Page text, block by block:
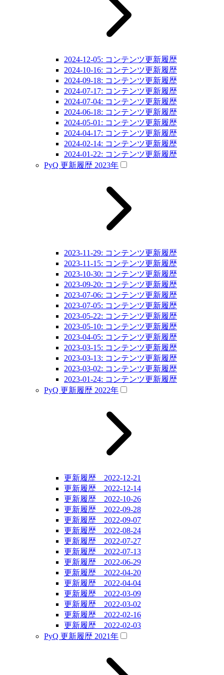
2024-12-05: コンテンツ更新履歴
2024-10-16: コンテンツ更新履歴
2024-09-18: コンテンツ更新履歴
2024-07-17: コンテンツ更新履歴
2024-07-04: コンテンツ更新履歴
2024-06-18: コンテンツ更新履歴
2024-05-01: コンテンツ更新履歴
2024-04-17: コンテンツ更新履歴
2024-02-14: コンテンツ更新履歴
2024-01-22: コンテンツ更新履歴
PyQ 更新履歴 2023年
2023-11-29: コンテンツ更新履歴
2023-11-15: コンテンツ更新履歴
2023-10-30: コンテンツ更新履歴
2023-09-20: コンテンツ更新履歴
2023-07-06: コンテンツ更新履歴
2023-07-05: コンテンツ更新履歴
2023-05-22: コンテンツ更新履歴
2023-05-10: コンテンツ更新履歴
2023-04-05: コンテンツ更新履歴
2023-03-15: コンテンツ更新履歴
2023-03-13: コンテンツ更新履歴
2023-03-02: コンテンツ更新履歴
2023-01-24: コンテンツ更新履歴
PyQ 更新履歴 2022年
更新履歴 2022-12-21
更新履歴 2022-12-14
更新履歴 2022-10-26
更新履歴 2022-09-28
更新履歴 2022-09-07
更新履歴 2022-08-24
更新履歴 2022-07-27
更新履歴 2022-07-13
更新履歴 2022-06-29
更新履歴 2022-04-20
更新履歴 2022-04-04
更新履歴 2022-03-09
更新履歴 2022-03-02
更新履歴 2022-02-16
更新履歴 2022-02-03
PyQ 更新履歴 2021年